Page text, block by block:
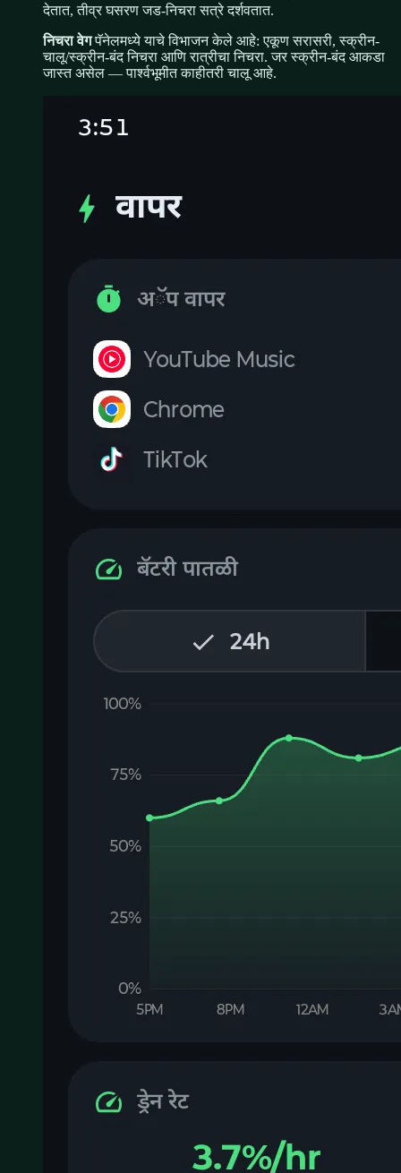
देतात, तीव्र घसरण जड-निचरा सत्रे दर्शवतात.
निचरा वेग पॅनेलमध्ये याचे विभाजन केले आहे: एकूण सरासरी, स्क्रीन-
चालू/स्क्रीन-बंद निचरा आणि रात्रीचा निचरा. जर स्क्रीन-बंद आकडा
जास्त असेल — पार्श्वभूमीत काहीतरी चालू आहे.